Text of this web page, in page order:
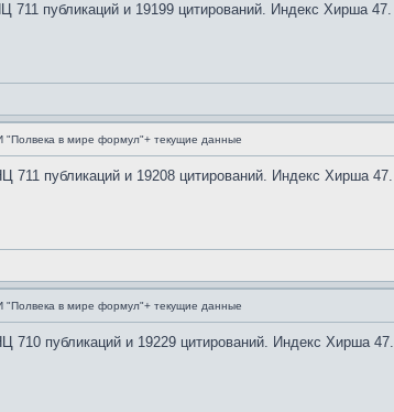
публикаций и 19199 цитирований. Индекс Хирша 47.
"Полвека в мире формул"+ текущие данные
публикаций и 19208 цитирований. Индекс Хирша 47.
"Полвека в мире формул"+ текущие данные
публикаций и 19229 цитирований. Индекс Хирша 47.